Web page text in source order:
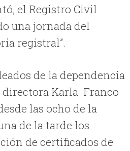
el Registro Civil
una jornada del
registral”.
de la dependencia
directora Karla Franco
las ocho de la
de la tarde los
de certificados de